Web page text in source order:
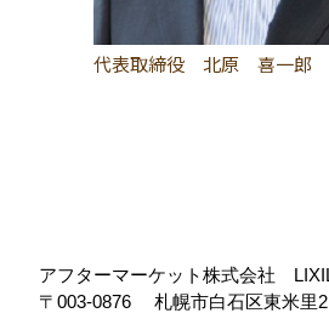
代表取締役 北原 喜一郎
アフターマーケット株式会社
〒003-0876
札幌市白石区東米里